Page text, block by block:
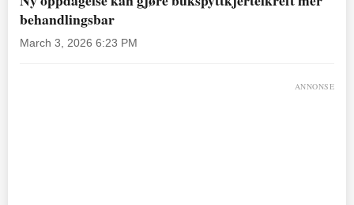
behandlingsbar
March 3, 2026 6:23 PM
ANNONSE